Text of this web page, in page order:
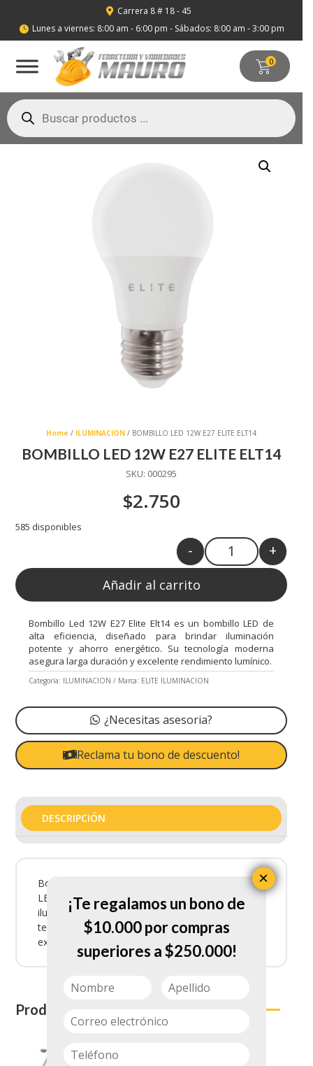
 Carrera 8 # 18 - 45
 Lunes a viernes: 8:00 am - 6:00 pm - Sábados: 8:00 am - 3:00 pm
0
Búsqueda
de
productos
Home / ILUMINACION / BOMBILLO LED 12W E27 ELITE ELT14
BOMBILLO LED 12W E27 ELITE ELT14
SKU: 000295
$2.750
585 disponibles
Quantity
- +
Añadir al carrito
Bombillo Led 12W E27 Elite Elt14 es un bombillo LED de
alta eficiencia, diseñado para brindar iluminación
potente y ahorro energético. Su tecnología moderna
asegura larga duración y excelente rendimiento lumínico.
Categoría: ILUMINACION Marca: ELITE ILUMINACION
¿Necesitas asesoria?
Reclama tu bono de descuento!
DESCRIPCIÓN
Bombillo Led 12W E27 Elite Elt14 es un bombillo
LED de alta eficiencia, diseñado para brindar
iluminación potente y ahorro energético. Su
tecnología moderna asegura larga duración y
excelente rendimiento lumínico.
Productos relacionados
¡Te regalamos un bono de
$10.000 por compras
superiores a $250.000!
×